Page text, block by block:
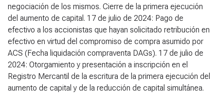
negociación de los mismos. Cierre de la primera ejecución
del aumento de capital. 17 de julio de 2024: Pago de
efectivo a los accionistas que hayan solicitado retribución en
efectivo en virtud del compromiso de compra asumido por
ACS (Fecha liquidación compraventa DAGs). 17 de julio de
2024: Otorgamiento y presentación a inscripción en el
Registro Mercantil de la escritura de la primera ejecución del
aumento de capital y de la reducción de capital simultánea.